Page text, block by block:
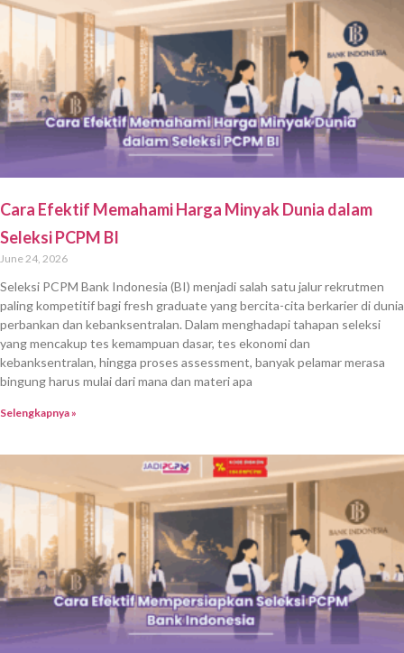
Cara Efektif Memahami Harga Minyak Dunia dalam
Seleksi PCPM BI
June 24, 2026
Seleksi PCPM Bank Indonesia (BI) menjadi salah satu jalur rekrutmen
paling kompetitif bagi fresh graduate yang bercita-cita berkarier di dunia
perbankan dan kebanksentralan. Dalam menghadapi tahapan seleksi
yang mencakup tes kemampuan dasar, tes ekonomi dan
kebanksentralan, hingga proses assessment, banyak pelamar merasa
bingung harus mulai dari mana dan materi apa
Selengkapnya »